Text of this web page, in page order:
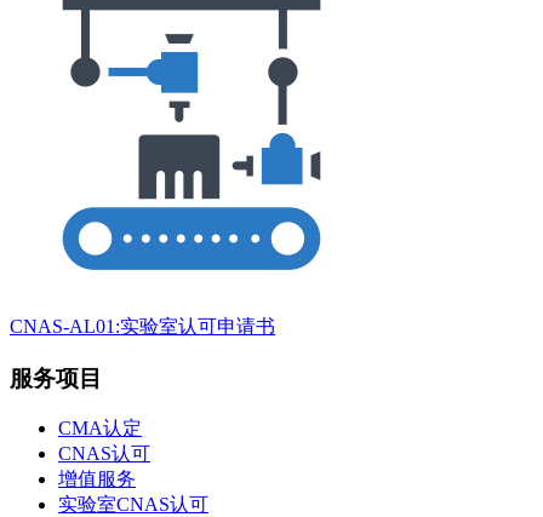
CNAS-AL01:实验室认可申请书
服务项目
CMA认定
CNAS认可
增值服务
实验室CNAS认可